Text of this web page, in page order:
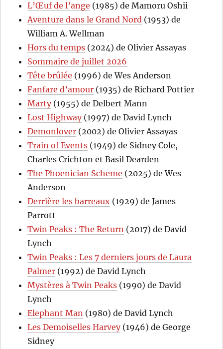
L’Œuf de l’ange (1985) de Mamoru Oshii
Aventure dans le Grand Nord (1953) de
William A. Wellman
Hors du temps (2024) de Olivier Assayas
Sommaire de juillet 2026
Tête brûlée (1996) de Wes Anderson
Fanfare d’amour (1935) de Richard Pottier
Marty(1955) de Delbert Mann
Lost Highway(1997) de David Lynch
Demonlover (2002) de Olivier Assayas
Train of Events (1949) de Sidney Cole,
Charles Crichton et Basil Dearden
The Phoenician Scheme (2025) de Wes
Anderson
Derrière les barreaux (1929) de James
Parrott
Twin Peaks : The Return (2017) de David
Lynch
Twin Peaks : Les 7 derniers jours de Laura
Palmer (1992) de David Lynch
Mystères à Twin Peaks (1990) de David
Lynch
Elephant Man (1980) de David Lynch
Les Demoiselles Harvey(1946) de George
Sidney